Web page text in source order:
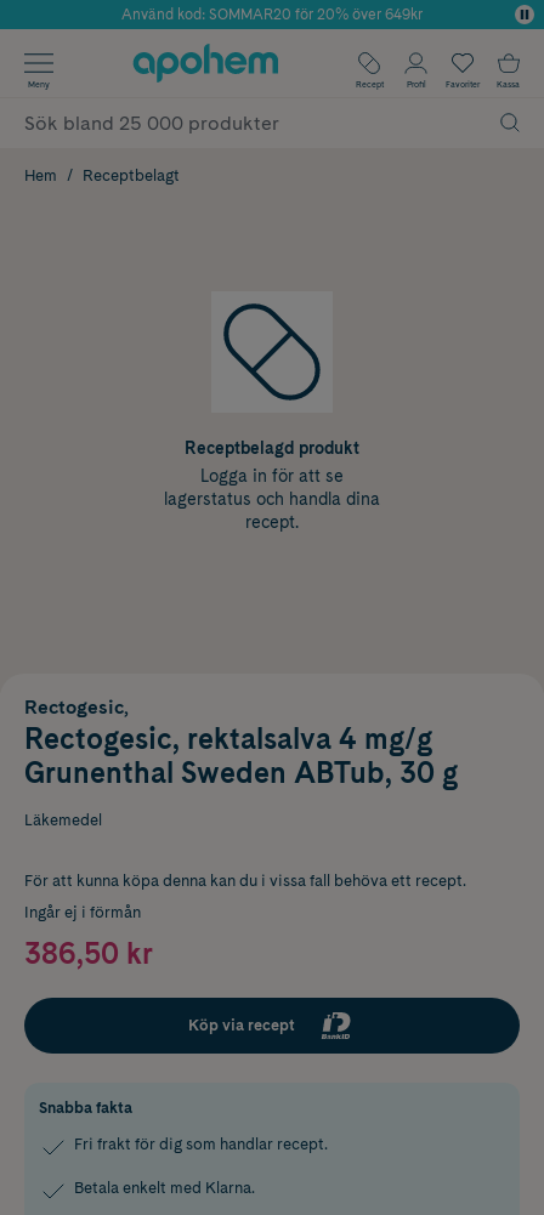
Årets Butik 2025 inom Skönhet
Använd kod: SOMMAR20 för 20% över 649kr
✓ Fri frakt
✓ Poäng på alla köp*
Meny Recept Profil Favoriter Kassa
Hem Receptbelagt
Receptbelagd produkt
Logga in för att se
lagerstatus och handla dina
recept.
Rectogesic,
Rectogesic, rektalsalva 4 mg/g
Grunenthal Sweden ABTub, 30 g
Läkemedel
För att kunna köpa denna kan du i vissa fall behöva ett recept.
Ingår ej i förmån
386,50 kr
Köp via recept
Snabba fakta
Fri frakt för dig som handlar recept.
Betala enkelt med Klarna.